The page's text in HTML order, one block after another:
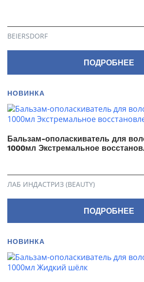
BEIERSDORF
ПОДРОБНЕЕ
НОВИНКА
Бальзам-ополаскиватель для
1000мл Экстремальное
ЛАБ ИНДАСТРИЗ (BEAUTY)
ПОДРОБНЕЕ
НОВИНКА